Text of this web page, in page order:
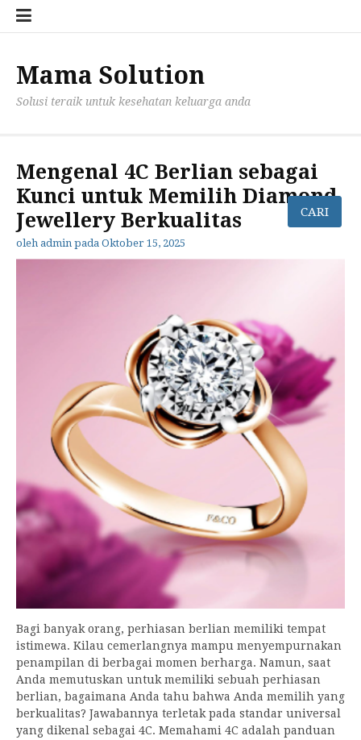
Lompat
Kami
Policy
Mama Solution
Solusi teraik untuk kesehatan keluarga anda
Mengenal 4C Berlian sebagai
Kunci untuk Memilih Diamond
Jewellery Berkualitas
oleh admin pada Oktober 15, 2025
Bagi banyak orang, perhiasan berlian memiliki tempat
istimewa. Kilau cemerlangnya mampu menyempurnakan
penampilan di berbagai momen berharga. Namun, saat
Anda memutuskan untuk memiliki sebuah perhiasan
berlian, bagaimana Anda tahu bahwa Anda memilih yang
berkualitas? Jawabannya terletak pada standar universal
yang dikenal sebagai 4C. Memahami 4C adalah panduan